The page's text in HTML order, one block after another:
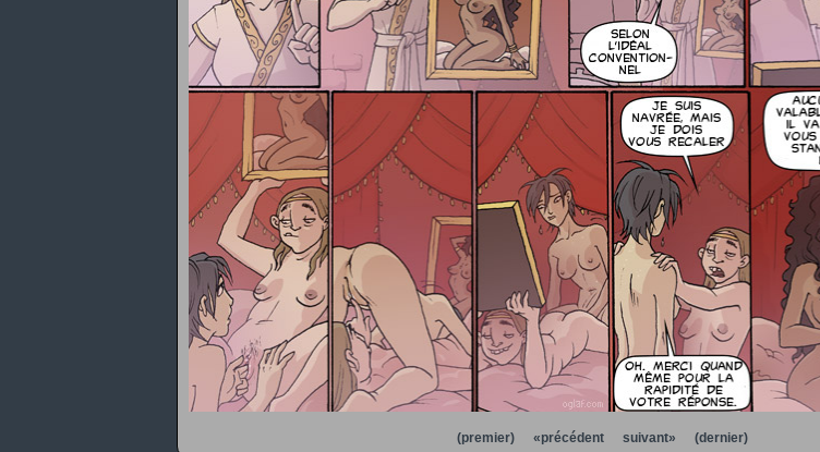
(premier) «précédent suivant» (dernier)